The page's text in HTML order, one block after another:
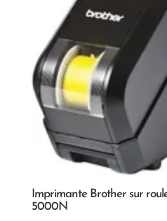
Imprimante Brother sur
5000N